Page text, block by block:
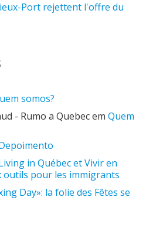
Port rejettent l'offre du
somos?
- Rumo a Quebecem Quem
in Québec et Vivir en
outils pour les immigrants
Day»: la folie des Fêtes se